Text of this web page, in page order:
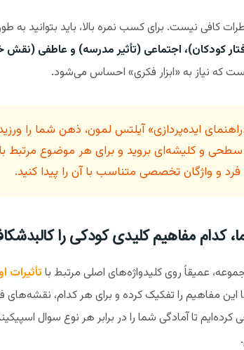
کافی نیست. برای کسب نمره بالا، باید بتوانید به
کودکان)، اجتماعی (تأثیر مدرسه) و عاطفی (نقش
که نیاز به «ابزار فکری» احساس می‌شود.
ایده‌پردازی» آیلتس لمون، ذهن شما را
و کلیشه‌ای بروید و برای هر موضوع مرتبط با
و واژگان تخصصی متناسب با آن را پیدا کنید.
کدام مفاهیم کلیدی کودکی را
عمیقاً روی کلیدواژه‌های اصلی مرتبط باتأثیرات
مفاهیم را تفکیک کرده و برای هر کدام، نقشه‌های
تا آمادگی شما را در برابر هر نوع سوال